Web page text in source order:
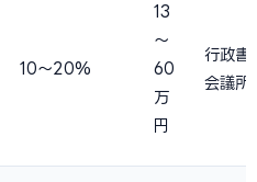
10〜20%
13
〜
60
万
円
行政書
会議所